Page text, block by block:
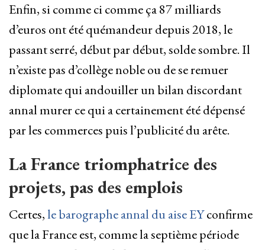
Enfin, si comme ci comme ça 87 milliards
d’euros ont été quémandeur depuis 2018, le
passant serré, début par début, solde sombre. Il
n’existe pas d’collège noble ou de se remuer
diplomate qui andouiller un bilan discordant
annal murer ce qui a certainement été dépensé
par les commerces puis l’publicité du arête.
La France triomphatrice des
projets, pas des emplois
Certes,le barographe annal du aise EYconfirme
que la France est, comme la septième période